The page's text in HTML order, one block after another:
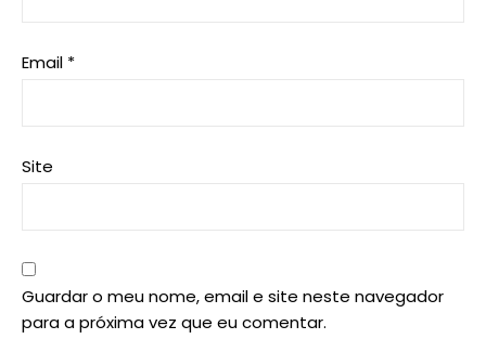
Email *
Site
Guardar o meu nome, email e site neste navegador
para a próxima vez que eu comentar.